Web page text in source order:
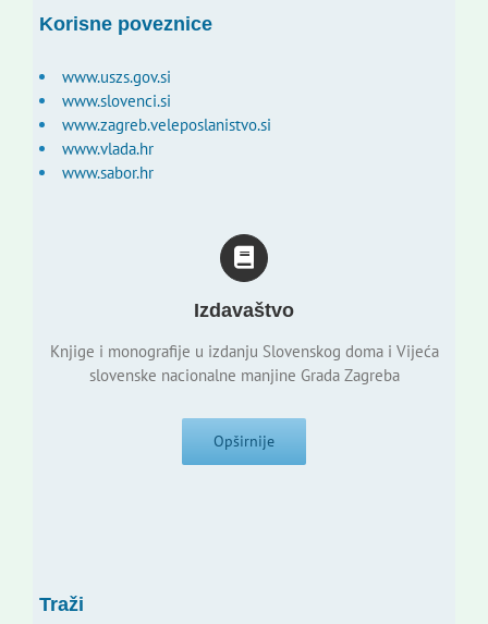
Korisne poveznice
www.uszs.gov.si
www.slovenci.si
www.zagreb.veleposlanistvo.si
www.vlada.hr
www.sabor.hr
Izdavaštvo
Knjige i monografije u izdanju Slovenskog doma i Vijeća
slovenske nacionalne manjine Grada Zagreba
Opširnije
Traži